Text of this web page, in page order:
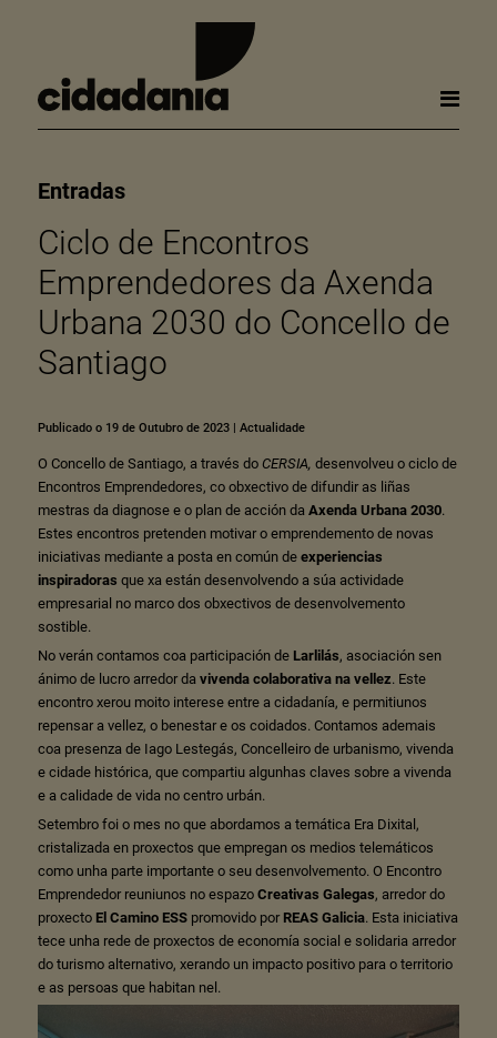
Entradas
Ciclo de Encontros
Emprendedores da Axenda
Urbana 2030 do Concello de
Santiago
Publicado o 19 de Outubro de 2023| Actualidade
O Concello de Santiago, a través do CERSIA, desenvolveu o ciclo de
Encontros Emprendedores, co obxectivo de difundir as liñas
mestras da diagnose e o plan de acción da Axenda Urbana 2030.
Estes encontros pretenden motivar o emprendemento de novas
iniciativas mediante a posta en común de experiencias
inspiradoras que xa están desenvolvendo a súa actividade
empresarial no marco dos obxectivos de desenvolvemento
sostible.
No verán contamos coa participación de Larlilás, asociación sen
ánimo de lucro arredor davivenda colaborativa na vellez. Este
encontro xerou moito interese entre a cidadanía, e permitiunos
repensar a vellez, o benestar e os coidados. Contamos ademais
coa presenza de Iago Lestegás, Concelleiro de urbanismo, vivenda
e cidade histórica, que compartiu algunhas claves sobre a vivenda
e a calidade de vida no centro urbán.
Setembro foi o mes no que abordamos a temática Era Dixital,
cristalizada en proxectos que empregan os medios telemáticos
como unha parte importante o seu desenvolvemento. O Encontro
Emprendedor reuniunos no espazo Creativas Galegas, arredor do
proxecto El Camino ESSpromovido por REAS Galicia. Esta iniciativa
tece unha rede de proxectos de economía social e solidaria arredor
do turismo alternativo, xerando un impacto positivo para o territorio
e as persoas que habitan nel.